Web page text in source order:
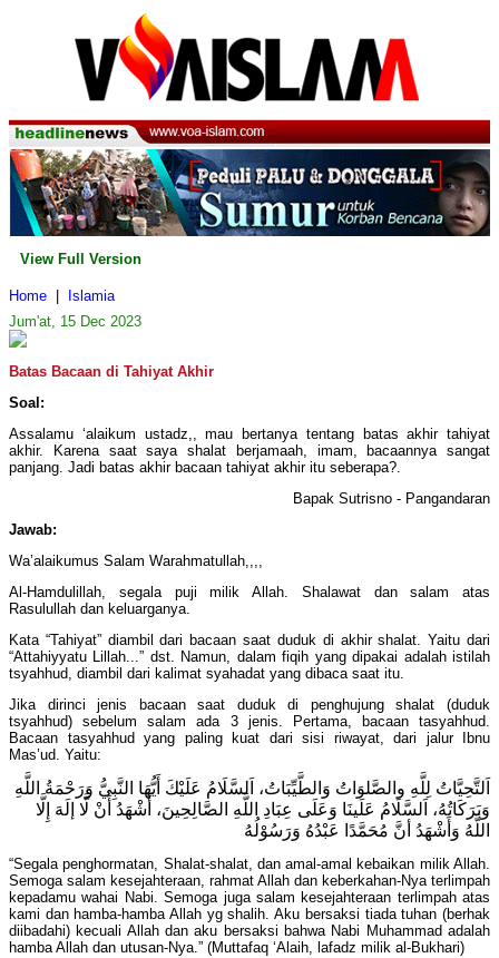
View Full Version
Home
Islamia
Jum'at, 15 Dec 2023
Batas Bacaan di Tahiyat Akhir
Soal:
Assalamu ‘alaikum ustadz,, mau bertanya tentang batas akhir tahiyat
akhir. Karena saat saya shalat berjamaah, imam, bacaannya sangat
panjang. Jadi batas akhir bacaan tahiyat akhir itu seberapa?.
Bapak Sutrisno - Pangandaran
Jawab:
Wa’alaikumus Salam Warahmatullah,,,,
Al-Hamdulillah, segala puji milik Allah. Shalawat dan salam atas
Rasulullah dan keluarganya.
Kata “Tahiyat” diambil dari bacaan saat duduk di akhir shalat. Yaitu dari
“Attahiyyatu Lillah...” dst. Namun, dalam fiqih yang dipakai adalah istilah
tsyahhud, diambil dari kalimat syahadat yang dibaca saat itu.
Jika dirinci jenis bacaan saat duduk di penghujung shalat (duduk
tsyahhud) sebelum salam ada 3 jenis. Pertama, bacaan tasyahhud.
Bacaan tasyahhud yang paling kuat dari sisi riwayat, dari jalur Ibnu
Mas’ud. Yaitu:
اَلتَّحِيَّاتُ لِلَّهِ والصَّلوَاتُ وَالطَّيِّبَاتُ، اَلسَّلَامُ عَلَيْكَ أَيُّهَا النَّبِيُّ وَرَحْمَةُ اللَّهِ
وَبَرَكَاتُهُ، اَلسَّلَامُ عَلَينَا وَعَلَى عِبَادِ اللَّهِ الصَّالِحِينَ، أَشْهَدُ أَنْ لَّا إلَهَ إِلَّا
اللَّهُ وَأَشْهَدُ أنَّ مُحَمَّدًا عَبْدُهُ وَرَسُوْلُهُ
“Segala penghormatan, Shalat-shalat, dan amal-amal kebaikan milik Allah.
Semoga salam kesejahteraan, rahmat Allah dan keberkahan-Nya terlimpah
kepadamu wahai Nabi. Semoga juga salam kesejahteraan terlimpah atas
kami dan hamba-hamba Allah yg shalih. Aku bersaksi tiada tuhan (berhak
diibadahi) kecuali Allah dan aku bersaksi bahwa Nabi Muhammad adalah
hamba Allah dan utusan-Nya.” (Muttafaq ‘Alaih, lafadz milik al-Bukhari)